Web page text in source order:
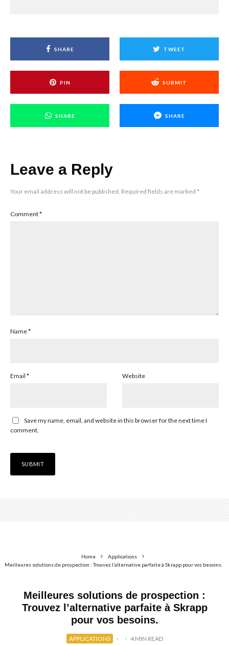
SHARE TWEET
PIN SUBMIT
SHARE SHARE
Leave a Reply
Your email address will not be published. Required fields are marked *
Comment*
Name*
Email * Website
Save my name, email, and website in this browser for the next time I
comment.
Home
Applications
Meilleures solutions de prospection : Trouvez l’alternative parfaite à Skrapp pour vos besoins.
Meilleures solutions de prospection :
Trouvez l’alternative parfaite à Skrapp
pour vos besoins.
APPLICATIONS · · 4 MIN READ